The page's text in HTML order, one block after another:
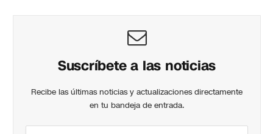
Suscríbete a las noticias
Recibe las últimas noticias y actualizaciones directamente
en tu bandeja de entrada.